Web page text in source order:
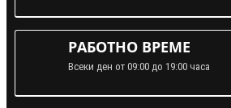
РАБОТНО ВРЕМЕ
Всеки ден от 09:00 до 19:00 часа